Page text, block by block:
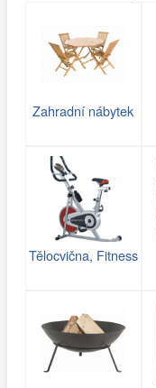
Zahradní nábytek
Tělocvična, Fitness